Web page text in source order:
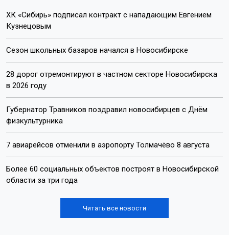
ХК «Сибирь» подписал контракт с нападающим Евгением
Кузнецовым
Сезон школьных базаров начался в Новосибирске
28 дорог отремонтируют в частном секторе Новосибирска
в 2026 году
Губернатор Травников поздравил новосибирцев с Днём
физкультурника
7 авиарейсов отменили в аэропорту Толмачёво 8 августа
Более 60 социальных объектов построят в Новосибирской
области за три года
Читать все новости